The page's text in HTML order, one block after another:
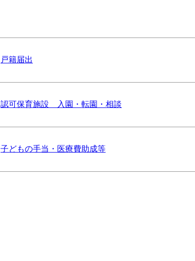
戸籍届出
認可保育施設 入園・転園・相談
子どもの手当・医療費助成等